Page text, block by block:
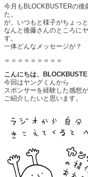
今月もBLOCKBUSTERの後
た。
が、いつもと様子がちょっ
なんと後藤さんのところに
す。
一体どんなメッセージが？
＝＝＝＝＝＝＝＝＝
こんにちは、
今回はヤングくんから
スポンサーを経験した感想
ご紹介したいと思います。